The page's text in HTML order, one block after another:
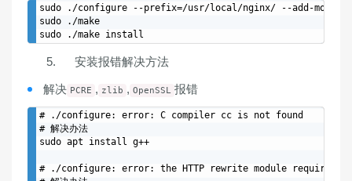
sudo ./configure --prefix=/usr/local/nginx/ --add-
sudo ./make
安装报错解决方法
解决 PCRE , zlib , OpenSSL 报错
# ./configure: error: C compiler cc is not found
# 解决办法
sudo apt install g++
# ./configure: error: the HTTP rewrite module requires